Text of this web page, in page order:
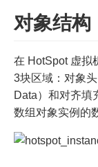
对象结构
在 HotSpot 虚拟
3块区域：对象
Data）和对齐填
数组对象实例的